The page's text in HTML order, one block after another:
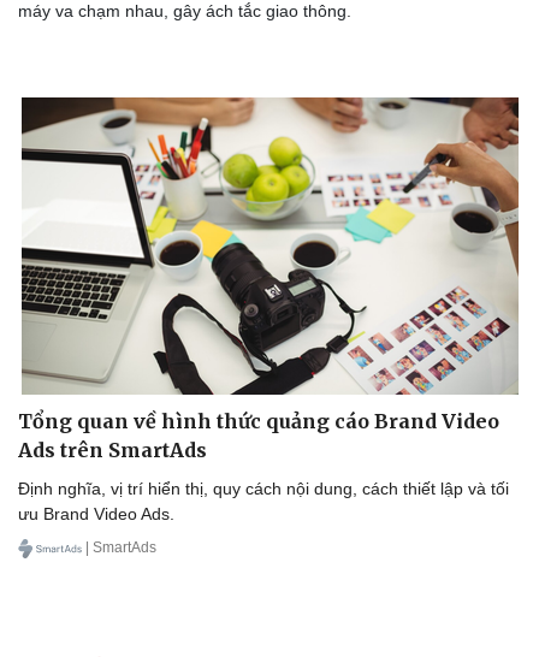
máy va chạm nhau, gây ách tắc giao thông.
Tổng quan về hình thức quảng cáo Brand Video
Ads trên SmartAds
Định nghĩa, vị trí hiển thị, quy cách nội dung, cách thiết lập và tối
ưu Brand Video Ads.
| SmartAds